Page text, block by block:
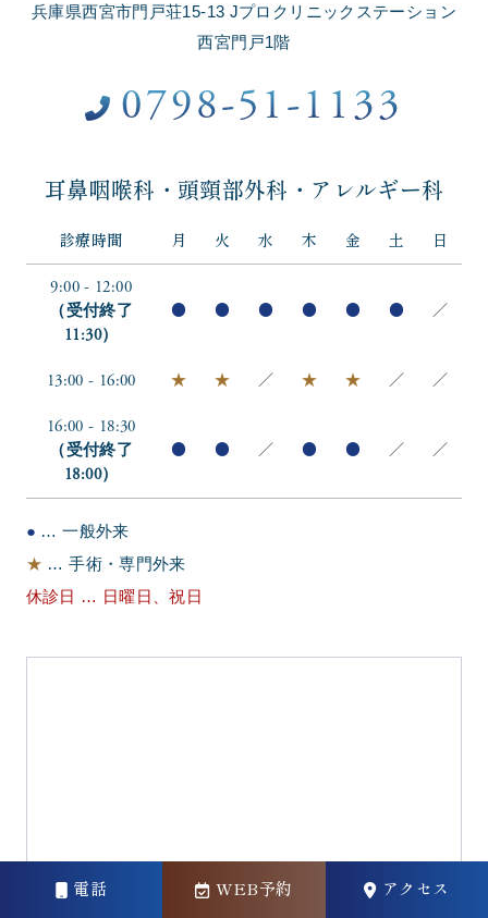
電話 WEB予約 アクセス
兵庫県西宮市門戸荘15-13 Jプロクリニックステーション
西宮門戸1階
0798-51-1133
耳鼻咽喉科・頭頸部外科・アレルギー科
診療時間 月 火 水 木 金 土 日
9:00 - 12:00
（受付終了
11:30）
● ● ● ● ● ● ／
13:00 - 16:00 ★ ★ ／ ★ ★ ／ ／
16:00 - 18:30
（受付終了
18:00）
● ● ／ ● ● ／ ／
● … 一般外来
★ … 手術・専門外来
休診日 … 日曜日、祝日